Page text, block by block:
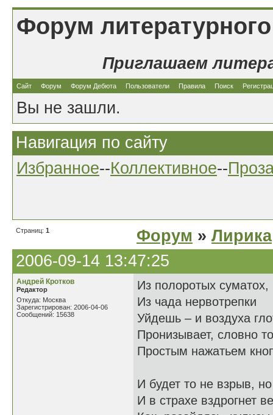
Форум
Приглашаем
Сайт Форум Форум Дебюта Пользователи Правила Поиск
Вы не зашли.
Навигация по сайту
Избранное--Коллективное--
Страниц: 1 Форум » Лирика
2006-09-14 13:47:25
Андрей Кротков
Редактор
Откуда: Москва
Зарегистрирован: 2006-04-06
Сообщений: 15638
Из полоротых суматох,
Из чада нервотрепки
Уйдешь – и воздуха
Пронизывает, словно
Простым нажатьем
И будет то не взрыв,
И в страхе вздрогнет